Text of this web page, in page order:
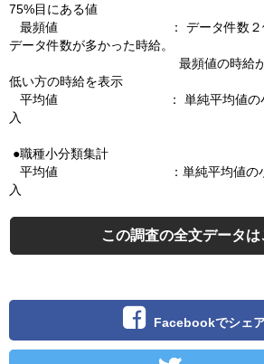
75%目にある値
最頻値 ： データ件数２値以
データ件数が多かった時給。
最頻値の時給が２値以
低い方の時給を表示
平均値 ： 単純平均値の小数
入
●職種小分類集計
平均値 ：単純平均値の小数点
入
この調査の全文データは
Facebookでシェ